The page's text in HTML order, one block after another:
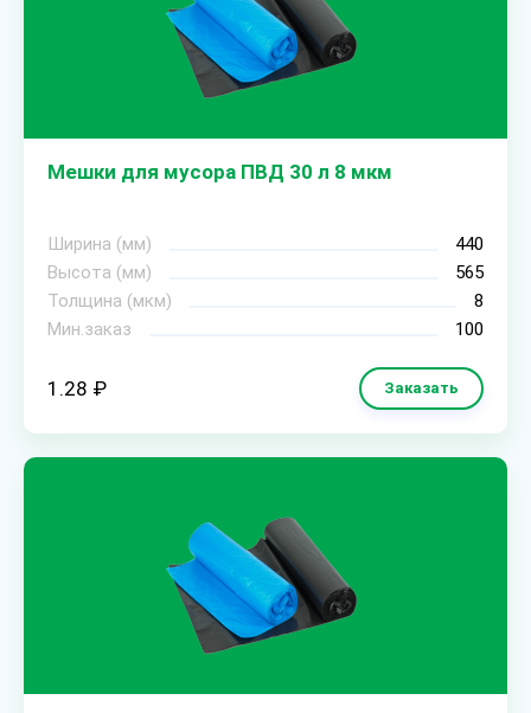
Мешки для мусора ПВД 30 л 8 мкм
Ширина (мм)
440
Высота (мм)
565
Толщина (мкм)
8
Мин.заказ
100
1.28 ₽ Заказать